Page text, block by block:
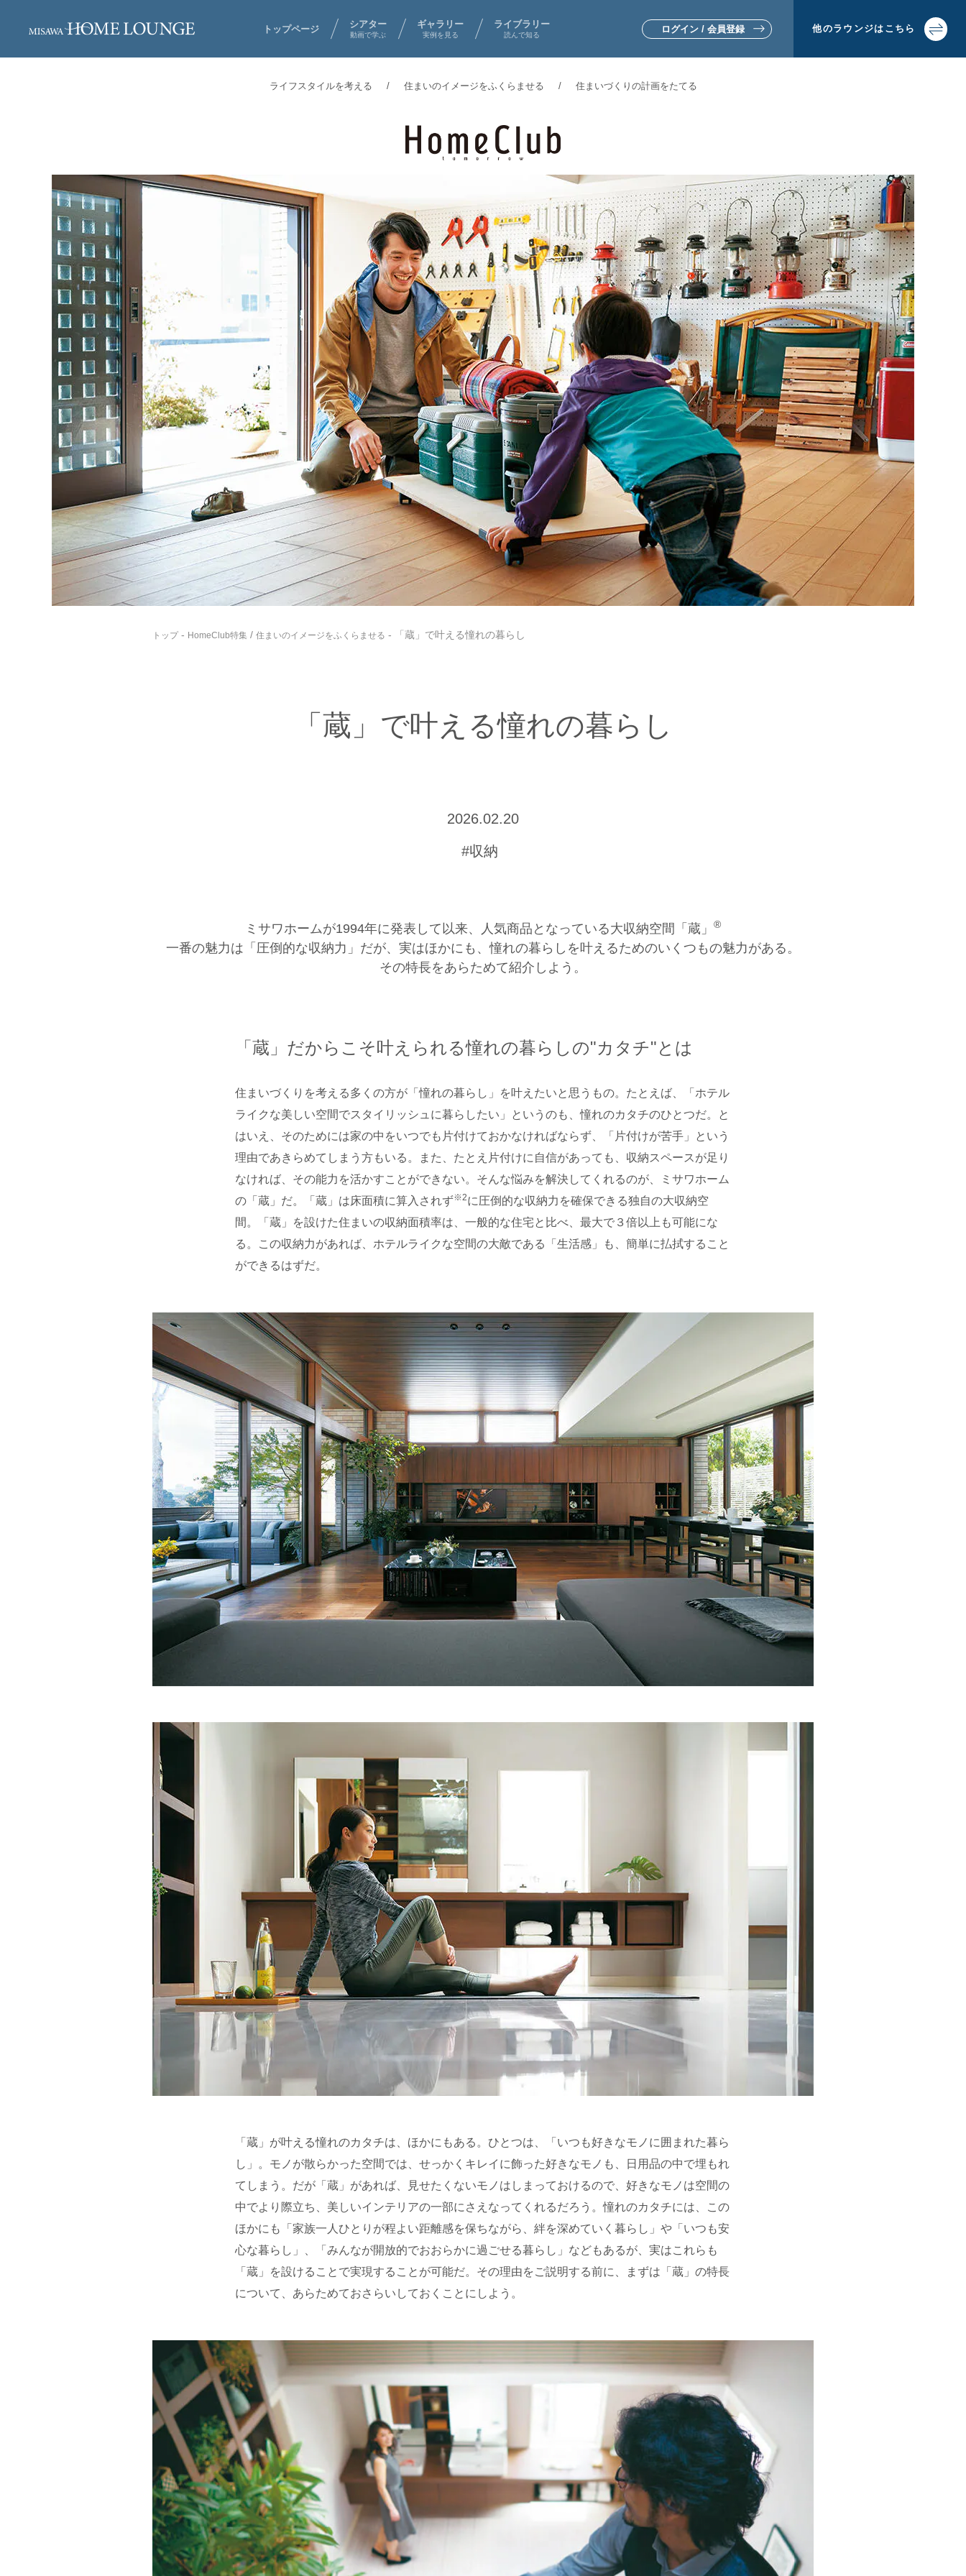
トップページ シアター
動画で学ぶ
ギャラリー
実例を見る
ライブラリー
読んで知る
ログイン / 会員登録 他のラウンジは こちら
▼土地活用・賃貸経営をお考えの方
ライフスタイルを考える 住まいのイメージをふくらませる 住まいづくりの計画をたてる
トップ - HomeClub特集 / 住まいのイメージをふくらませる - 「蔵」で叶える憧れの暮らし
「蔵」で叶える憧れの暮らし
2026.02.20
#収納
ミサワホームが1994年に発表して以来、人気商品となっている大収納空間「蔵」 ®
一番の魅力は「圧倒的な収納力」だが、実はほかにも、憧れの暮らしを叶えるためのいくつもの魅力がある。
その特長をあらためて紹介しよう。
「蔵」だからこそ叶えられる憧れの暮らしの"カタチ"とは
住まいづくりを考える多くの方が「憧れの暮らし」を叶えたいと思うもの。たとえば、「ホテル
ライクな美しい空間でスタイリッシュに暮らしたい」というのも、憧れのカタチのひとつだ。と
はいえ、そのためには家の中をいつでも片付けておかなければならず、「片付けが苦手」という
理由であきらめてしまう方もいる。また、たとえ片付けに自信があっても、収納スペースが足り
なければ、その能力を活かすことができない。そんな悩みを解決してくれるのが、ミサワホーム
の「蔵」だ。「蔵」は床面積に算入されず※2に圧倒的な収納力を確保できる独自の大収納空
間。「蔵」を設けた住まいの収納面積率は、一般的な住宅と比べ、最大で３倍以上も可能にな
る。この収納力があれば、ホテルライクな空間の大敵である「生活感」も、簡単に払拭すること
ができるはずだ。
「蔵」が叶える憧れのカタチは、ほかにもある。ひとつは、「いつも好きなモノに囲まれた暮ら
し」。モノが散らかった空間では、せっかくキレイに飾った好きなモノも、日用品の中で埋もれ
てしまう。だが「蔵」があれば、見せたくないモノはしまっておけるので、好きなモノは空間の
中でより際立ち、美しいインテリアの一部にさえなってくれるだろう。憧れのカタチには、この
ほかにも「家族一人ひとりが程よい距離感を保ちながら、絆を深めていく暮らし」や「いつも安
心な暮らし」、「みんなが開放的でおおらかに過ごせる暮らし」などもあるが、実はこれらも
「蔵」を設けることで実現することが可能だ。その理由をご説明する前に、まずは「蔵」の特長
について、あらためておさらいしておくことにしよう。